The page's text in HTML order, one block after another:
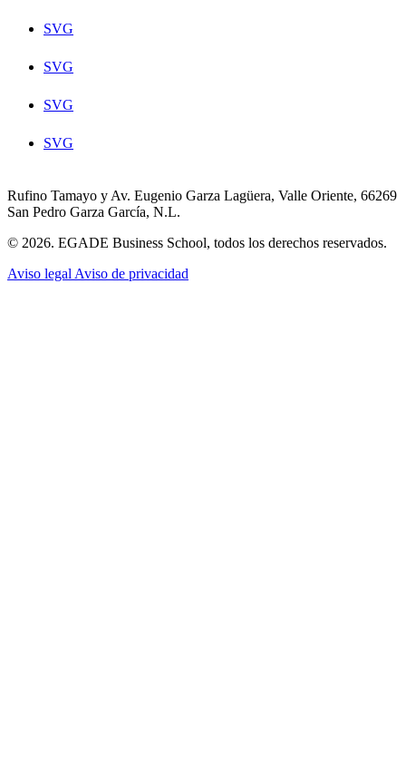
SVG
SVG
SVG
SVG
Rufino Tamayo y Av. Eugenio Garza Lagüera, Valle Oriente, 66269
San Pedro Garza García, N.L.
© 2026. EGADE Business School, todos los derechos reservados.
Aviso legal Aviso de privacidad